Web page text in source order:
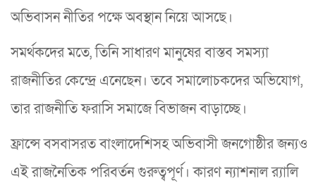
অভিবাসন নীতির পক্ষে অবস্থান নিয়ে আসছে।
সমর্থকদের মতে, তিনি সাধারণ মানুষের বাস্তব সমস্যা
রাজনীতির কেন্দ্রে এনেছেন। তবে সমালোচকদের অভিযোগ,
তার রাজনীতি ফরাসি সমাজে বিভাজন বাড়াচ্ছে।
ফ্রান্সে বসবাসরত বাংলাদেশিসহ অভিবাসী জনগোষ্ঠীর জন্যও
এই রাজনৈতিক পরিবর্তন গুরুত্বপূর্ণ। কারণ ন্যাশনাল র‍্যালি